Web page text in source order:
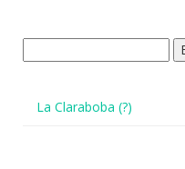
La Claraboba (?)